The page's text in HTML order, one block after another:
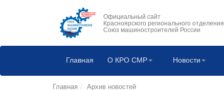
Официальный сайт
Красноярского регионального отделения
Союз машиностроителей России
Главная О КРО СМР Новости
Главная Архив новостей